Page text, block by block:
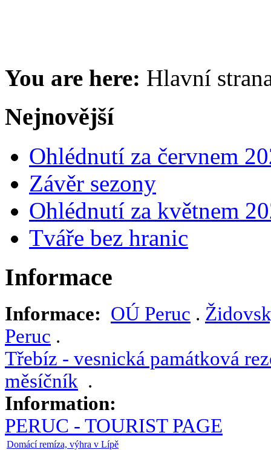
You are here: Hlavní
Nejnovější
Ohlédnutí za červnem
Závěr sezony
Ohlédnutí za květnem
Tváře bez hranic
Informace
Informace: OÚ Peruc .
Peruc .
Třebíz - vesnická památková
měsíčník .
Information:
PERUC - TOURIST PAGE
Domácí remíza, výhra v Lípě